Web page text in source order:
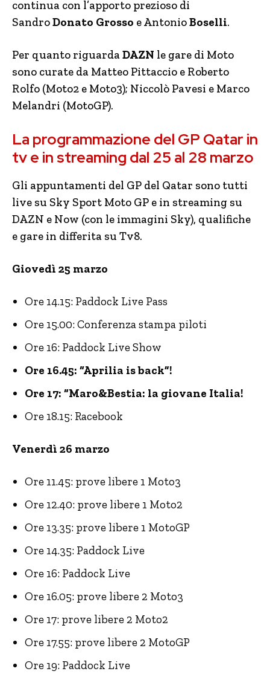
continua con l’apporto prezioso di
SandroDonato Grosso e AntonioBoselli.
Per quanto riguardaDAZN le gare di Moto
sono curate da Matteo Pittaccio e Roberto
Rolfo (Moto2 e Moto3); Niccolò Pavesi e Marco
Melandri (MotoGP).
La programmazione del GP Qatar in
tv e in streaming dal 25 al 28 marzo
Gli appuntamenti del GP del Qatar sono tutti
live su Sky Sport Moto GP e in streaming su
DAZN e Now (con le immagini Sky), qualifiche
e gare in differita su Tv8.
Giovedì 25 marzo
Ore 14.15: Paddock Live Pass
Ore 15.00: Conferenza stampa piloti
Ore 16: Paddock Live Show
Ore 16.45: “Aprilia is back”!
Ore 17: “Maro&Bestia: la giovane Italia!
Ore 18.15: Racebook
Venerdì 26 marzo
Ore 11.45: prove libere 1 Moto3
Ore 12.40: prove libere 1 Moto2
Ore 13.35: prove libere 1 MotoGP
Ore 14.35: Paddock Live
Ore 16: Paddock Live
Ore 16.05: prove libere 2 Moto3
Ore 17: prove libere 2 Moto2
Ore 17.55: prove libere 2 MotoGP
Ore 19: Paddock Live